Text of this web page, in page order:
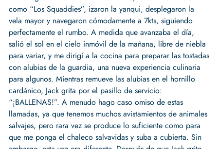
como “Los Squaddies”, izaron la yanqui, desplegaron la
vela mayor y navegaron cómodamente a 7kts, siguiendo
perfectamente el rumbo. A medida que avanzaba el día,
salió el sol en el cielo inmóvil de la mañana, libre de niebla
para variar, y me dirigí a la cocina para preparar las tostadas
con alubias de la guardia, una nueva experiencia culinaria
para algunos. Mientras remueve las alubias en el hornillo
cardánico, Jack grita por el pasillo de servicio:
“¡BALLENAS!”. A menudo hago caso omiso de estas
llamadas, ya que tenemos muchos avistamientos de animales
salvajes, pero rara vez se produce lo suficiente como para
que me ponga el chaleco salvavidas y suba a cubierta. Sin